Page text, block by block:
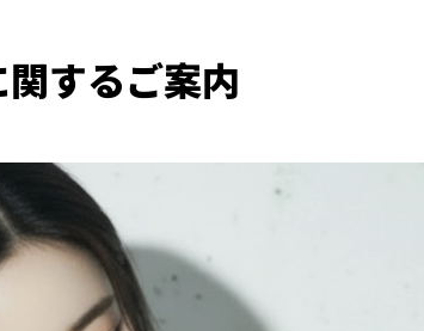
するご案内